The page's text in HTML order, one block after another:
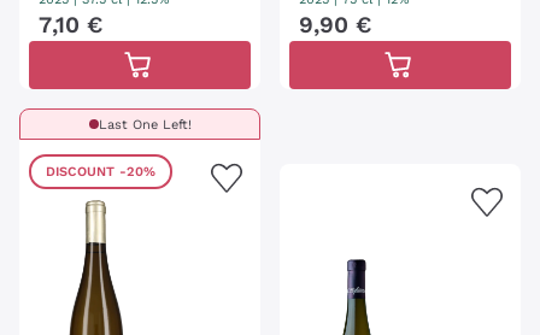
7,10 € 9,90 €
Last One Left!
DISCOUNT -20%